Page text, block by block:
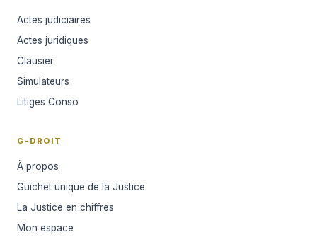
Actes judiciaires
Actes juridiques
Clausier
Simulateurs
Litiges Conso
G-DROIT
À propos
Guichet unique de la Justice
La Justice en chiffres
Mon espace